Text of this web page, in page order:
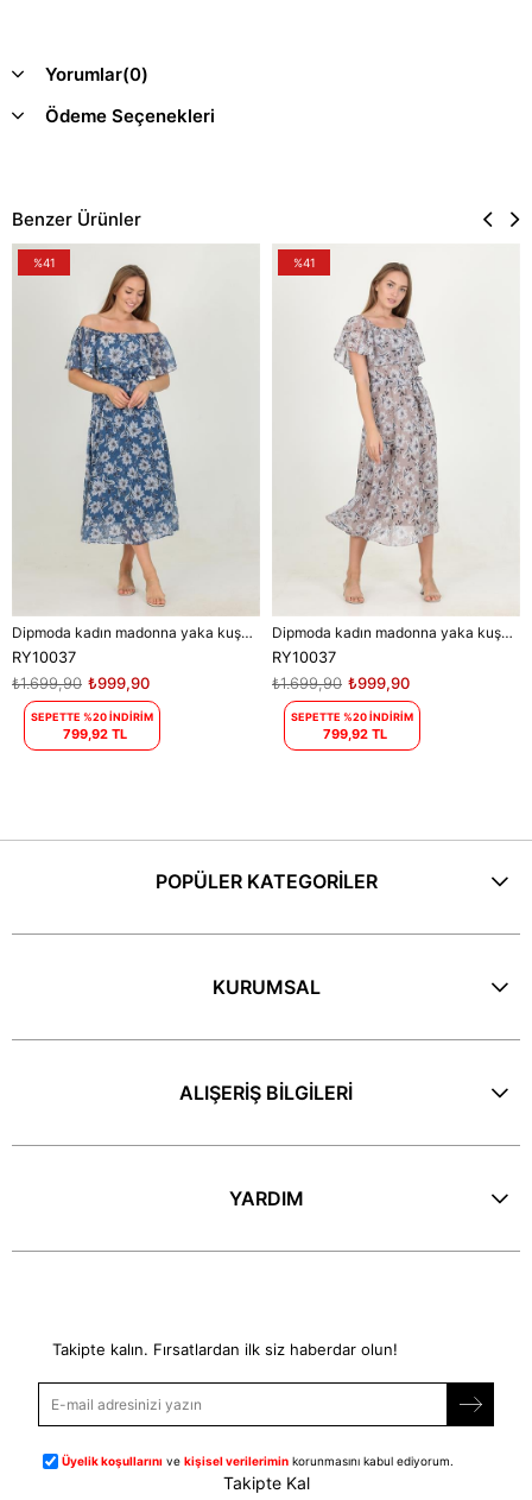
Yorumlar(0)
Ödeme Seçenekleri
Benzer Ürünler
Dipmoda kadın madonna yaka kuşaklı desenli şifon elbise RY10037
RY10037
₺999,90
₺1.699,90
SEPETTE %20 İNDİRİM
799,92 TL
%41
Dipmoda kadın madonna yaka kuşaklı desenli şifon elbise RY10037
RY10037
₺999,90
₺1.699,90
SEPETTE %20 İNDİRİM
799,92 TL
%41
POPÜLER KATEGORİLER
KURUMSAL
ALIŞERİŞ BİLGİLERİ
YARDIM
Takipte kalın. Fırsatlardan ilk siz haberdar olun!
Üyelik koşullarını vekişisel verilerimin korunmasını kabul ediyorum.
Takipte Kal